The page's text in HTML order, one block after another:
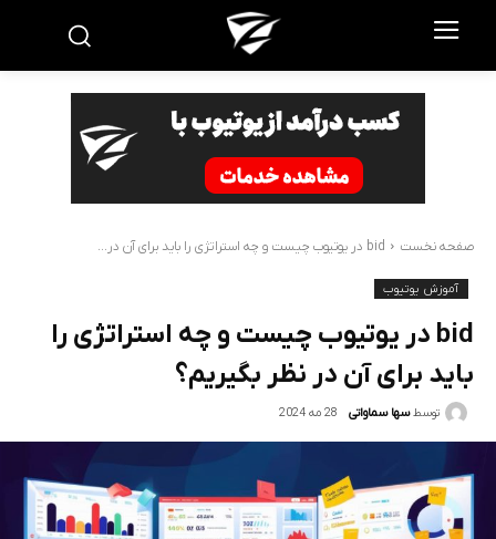
صفحه نخست bid در یوتیوب چیست و چه استراتژی را باید برای آن در...
آموزش یوتیوب
bid در یوتیوب چیست و چه استراتژی را
باید برای آن در نظر بگیریم؟
توسط سها سماواتی 28 مه 2024